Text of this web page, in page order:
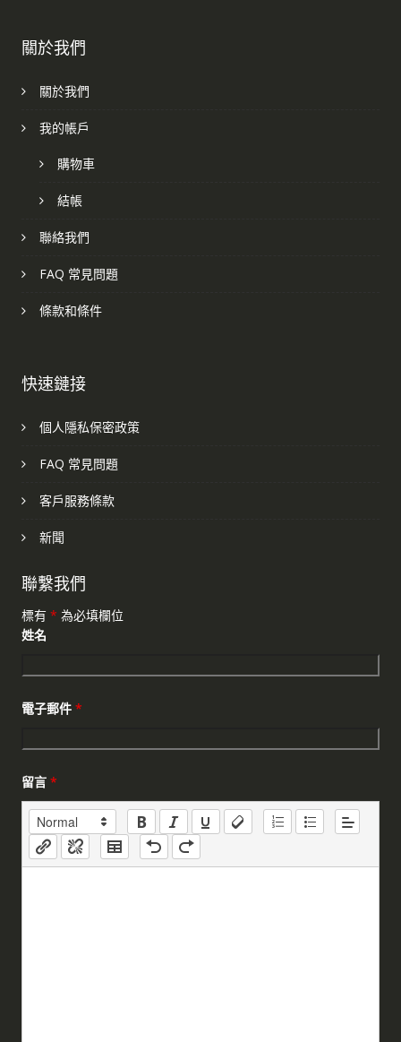
關於我們
關於我們
我的帳戶
購物車
結帳
聯絡我們
FAQ 常見問題
條款和條件
快速鏈接
個人隱私保密政策
FAQ 常見問題
客戶服務條款
新聞
聯繫我們
標有 * 為必填欄位
姓名
電子郵件 *
留言 *